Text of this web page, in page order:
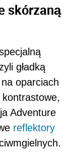
skórzaną
gładką
oparciach
Adventure
reflektory